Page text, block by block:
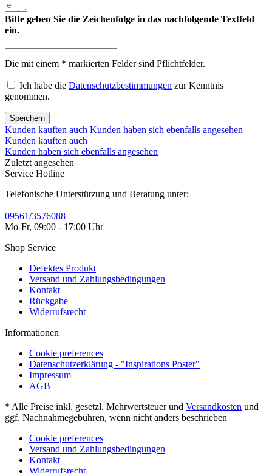
Bitte geben Sie die Zeichenfolge in das nachfolgende Textfeld
ein.
Die mit einem * markierten Felder sind Pflichtfelder.
Ich habe die Datenschutzbestimmungen zur Kenntnis
genommen.
Speichern
Kunden kauften auch Kunden haben sich ebenfalls angesehen
Kunden kauften auch
Kunden haben sich ebenfalls angesehen
Zuletzt angesehen
Service Hotline
Telefonische Unterstützung und Beratung unter:
09561/3576088
Mo-Fr, 09:00 - 17:00 Uhr
Shop Service
Defektes Produkt
Versand und Zahlungsbedingungen
Kontakt
Rückgabe
Widerrufsrecht
Informationen
Cookie preferences
Datenschutzerklärung - "Inspirations Poster"
Impressum
AGB
* Alle Preise inkl. gesetzl. Mehrwertsteuer und Versandkosten und
ggf. Nachnahmegebühren, wenn nicht anders beschrieben
Cookie preferences
Versand und Zahlungsbedingungen
Kontakt
Widerrufsrecht